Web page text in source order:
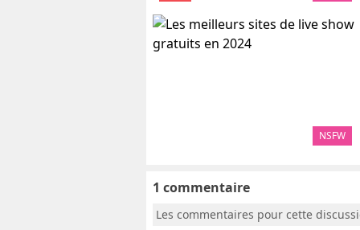
NSFW
1 commentaire
Les commentaires pour cette